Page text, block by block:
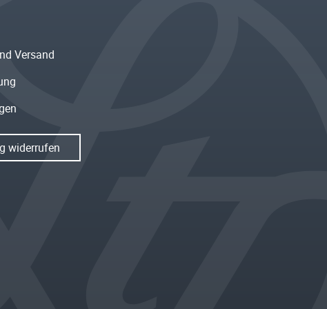
Versand
widerrufen